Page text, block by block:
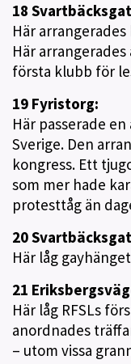
18
Här
Här
första klubb för
19 Fyristorg:
Här passerade
Sverige. Den
kongress. Ett
som mer hade
protesttåg än
20
Här låg
21
Här låg RFSLs
anordnades
– utom vissa